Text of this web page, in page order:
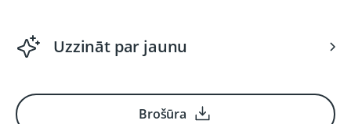
Uzzināt par jaunu
Brošūra